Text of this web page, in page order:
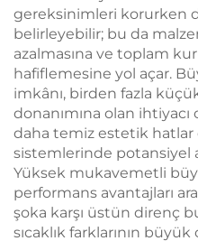
gereksinimleri korurken
belirleyebilir; bu da
azalmasına ve toplam
hafiflemesine yol açar.
imkânı, birden fazla
donanımına olan ihtiyacı
daha temiz estetik
sistemlerinde potansiyel
Yüksek mukavemetli
performans avantajları
şoka karşı üstün direnç
sıcaklık farklarının